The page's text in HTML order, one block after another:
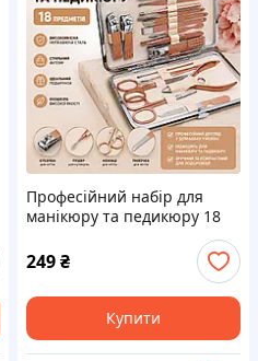
Професійний набір для
манікюру та педикюру 18
249₴
Купити